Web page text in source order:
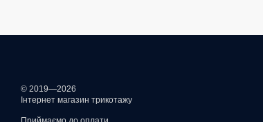
© 2019—2026
Інтернет магазин трикотажу